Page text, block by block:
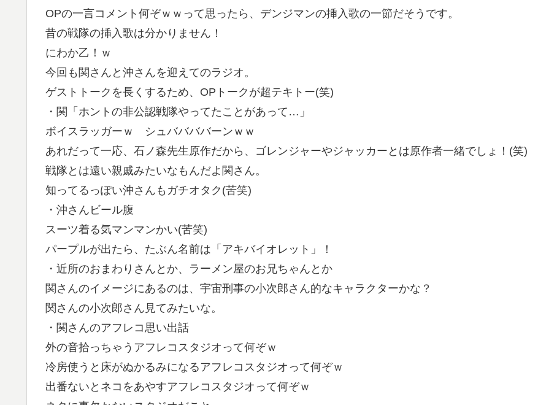
OPの一言コメント何ぞｗｗって思ったら、デンジマンの挿入歌の一節だそうです。
昔の戦隊の挿入歌は分かりません！
にわか乙！ｗ
今回も関さんと沖さんを迎えてのラジオ。
ゲストトークを長くするため、OPトークが超テキトー(笑)
・関「ホントの非公認戦隊やってたことがあって…」
ボイスラッガーｗ シュババババーンｗｗ
あれだって一応、石ノ森先生原作だから、ゴレンジャーやジャッカーとは原作者一緒でしょ！(笑)
戦隊とは遠い親戚みたいなもんだよ関さん。
知ってるっぽい沖さんもガチオタク(苦笑)
・沖さんビール腹
スーツ着る気マンマンかい(苦笑)
パープルが出たら、たぶん名前は「アキバイオレット」！
・近所のおまわりさんとか、ラーメン屋のお兄ちゃんとか
関さんのイメージにあるのは、宇宙刑事の小次郎さん的なキャラクターかな？
関さんの小次郎さん見てみたいな。
・関さんのアフレコ思い出話
外の音拾っちゃうアフレコスタジオって何ぞｗ
冷房使うと床がぬかるみになるアフレコスタジオって何ぞｗ
出番ないとネコをあやすアフレコスタジオって何ぞｗ